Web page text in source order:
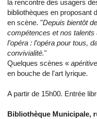
la rencontre des usagers
bibliothèques en proposant
en scène. "Depuis bientôt
compétences et nos talents
l’opéra : l’opéra pour tous,
convivialité."
Quelques scènes «
en bouche de l'art lyrique.
A partir de 15h00. Entrée
Bibliothèque Municipale,